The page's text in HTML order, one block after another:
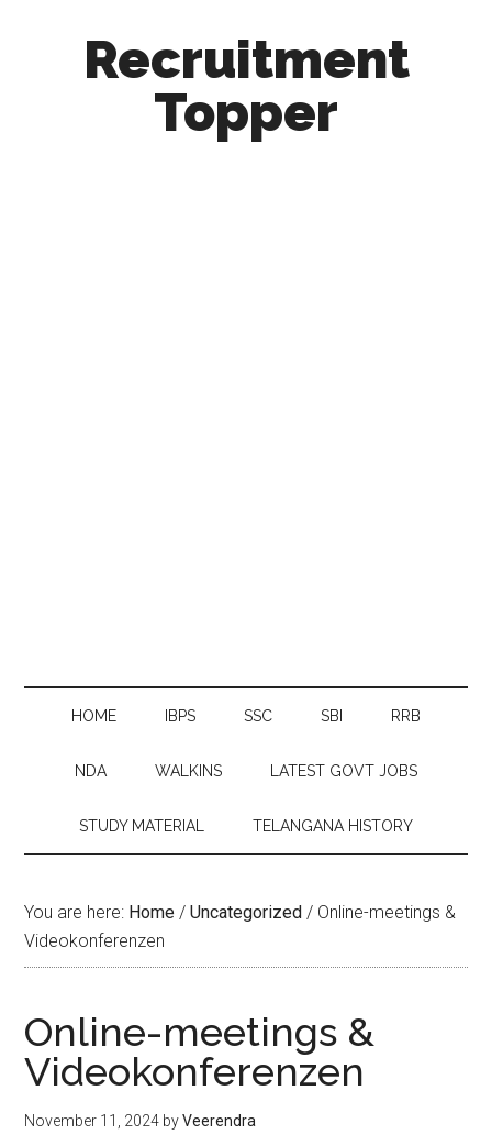
Recruitment
Topper
HOME IBPS SSC SBI RRB
NDA WALKINS LATEST GOVT JOBS
STUDY MATERIAL TELANGANA HISTORY
You are here: Home / Uncategorized / Online-meetings &
Videokonferenzen
Online-meetings &
Videokonferenzen
November 11, 2024 byVeerendra